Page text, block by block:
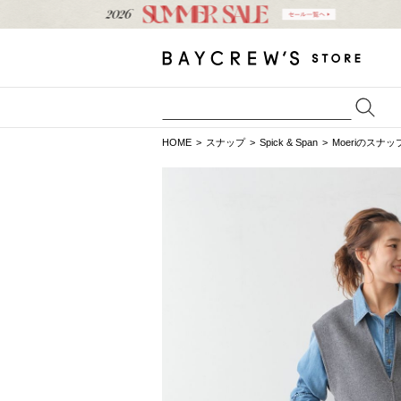
HOME スナップ Spick & Span Moeriのスナッ